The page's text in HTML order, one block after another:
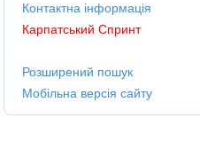
Контактна інформація
Карпатський Спринт
Розширений пошук
Мобільна версія сайту